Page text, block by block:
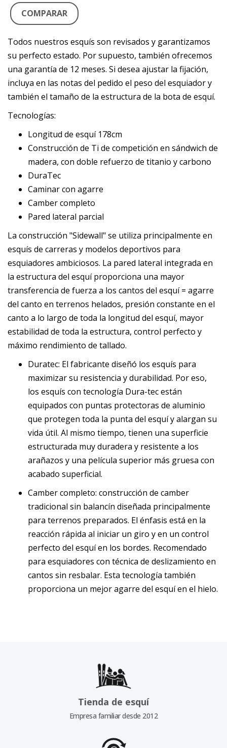
COMPARAR
Todos nuestros esquís son revisados y garantizamos
su perfecto estado. Por supuesto, también ofrecemos
una garantía de 12 meses. Si desea ajustar la fijación,
incluya en las notas del pedido el peso del esquiador y
también el tamaño de la estructura de la bota de esquí.
Tecnologías:
Longitud de esquí 178cm
Construcción de Ti de competición en sándwich de
madera, con doble refuerzo de titanio y carbono
DuraTec
Caminar con agarre
Camber completo
Pared lateral parcial
La construcción "Sidewall" se utiliza principalmente en
esquís de carreras y modelos deportivos para
esquiadores ambiciosos. La pared lateral integrada en
la estructura del esquí proporciona una mayor
transferencia de fuerza a los cantos del esquí = agarre
del canto en terrenos helados, presión constante en el
canto a lo largo de toda la longitud del esquí, mayor
estabilidad de toda la estructura, control perfecto y
máximo rendimiento de tallado.
Duratec: El fabricante diseñó los esquís para
maximizar su resistencia y durabilidad. Por eso,
los esquís con tecnología Dura-tec están
equipados con puntas protectoras de aluminio
que protegen toda la punta del esquí y alargan su
vida útil. Al mismo tiempo, tienen una superficie
estructurada muy duradera y resistente a los
arañazos y una película superior más gruesa con
acabado superficial.
Camber completo: construcción de camber
tradicional sin balancín diseñada principalmente
para terrenos preparados. El énfasis está en la
reacción rápida al iniciar un giro y en un control
perfecto del esquí en los bordes. Recomendado
para esquiadores con técnica de deslizamiento en
cantos sin resbalar. Esta tecnología también
proporciona un mejor agarre del esquí en el hielo.
Tienda de esquí
Empresa familiar desde 2012